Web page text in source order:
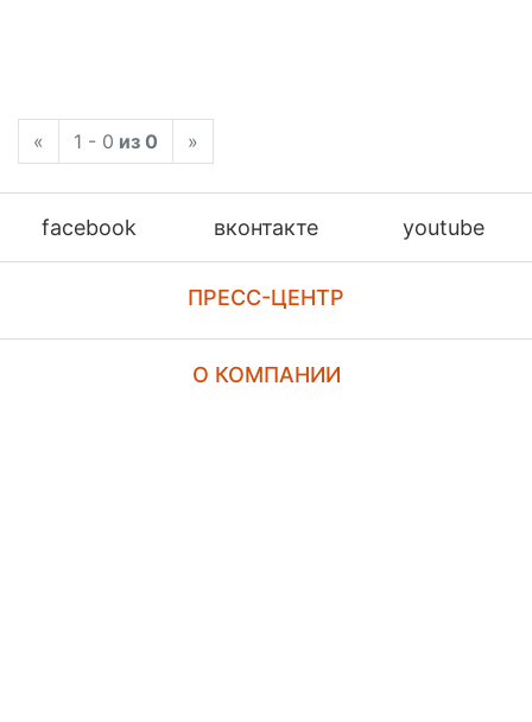
« 1 - 0 из 0 »
facebook вконтакте youtube
ПРЕСС-ЦЕНТР
О КОМПАНИИ